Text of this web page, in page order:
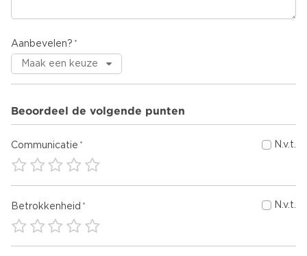
Aanbevelen?
Beoordeel de volgende punten
Communicatie N.v.t.
Betrokkenheid N.v.t.